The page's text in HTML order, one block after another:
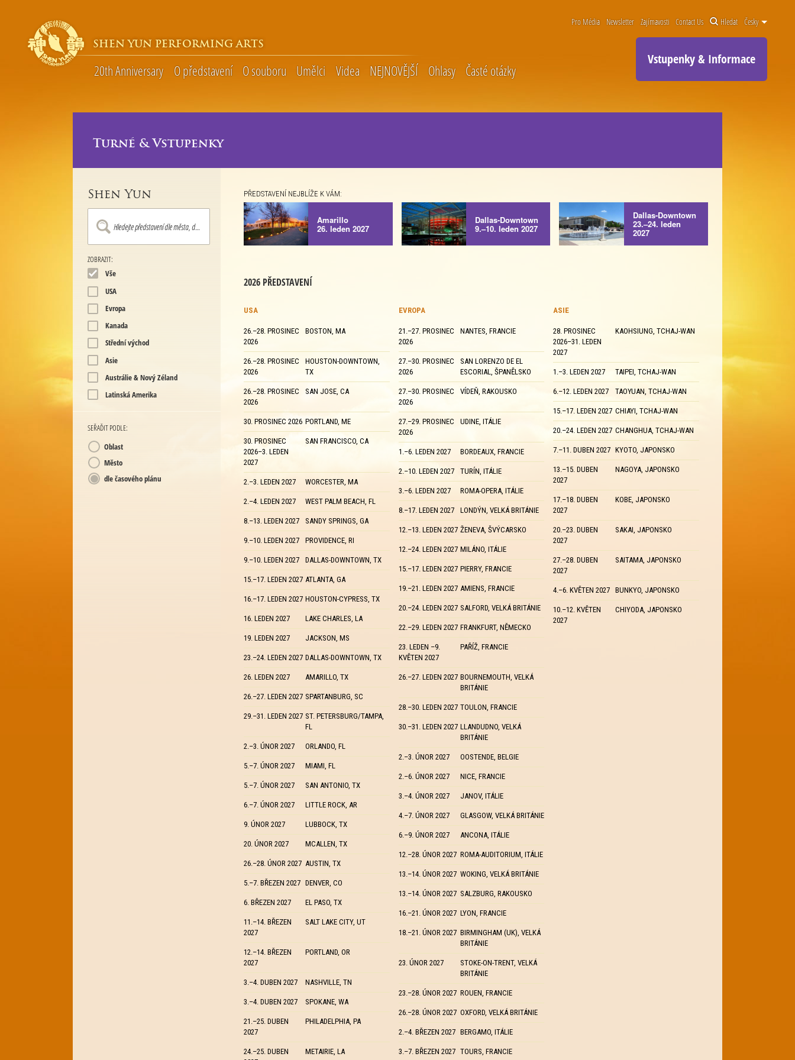
SHEN YUN PERFORMING ARTS
20th Anniversary O představení O souboru Umělci Videa NEJNOVĚJŠÍ Ohlasy Časté otázky
Pro Média Newsletter Zajímavosti Contact Us Hledat Česky
Vstupenky & Informace
Turné & Vstupenky
Shen Yun
ZOBRAZIT:
Vše
USA
Evropa
Kanada
Střední východ
Asie
Austrálie & Nový Zéland
Latinská Amerika
SEŘAĎIT PODLE:
Oblast
Město
dle časového plánu
PŘEDSTAVENÍ NEJBLÍŽE K VÁM:
Amarillo
26. leden 2027
Dallas-Downtown
9.–10. leden 2027
Dallas-Downtown
23.–24. leden
2027
2026 PŘEDSTAVENÍ
USA
26.–28. PROSINEC
2026
BOSTON, MA
26.–28. PROSINEC
2026
HOUSTON-DOWNTOWN,
TX
26.–28. PROSINEC
2026
SAN JOSE, CA
30. PROSINEC 2026 PORTLAND, ME
30. PROSINEC
2026–3. LEDEN
2027
SAN FRANCISCO, CA
2.–3. LEDEN 2027 WORCESTER, MA
2.–4. LEDEN 2027 WEST PALM BEACH, FL
8.–13. LEDEN 2027 SANDY SPRINGS, GA
9.–10. LEDEN 2027 PROVIDENCE, RI
9.–10. LEDEN 2027 DALLAS-DOWNTOWN, TX
15.–17. LEDEN 2027 ATLANTA, GA
16.–17. LEDEN 2027 HOUSTON-CYPRESS, TX
16. LEDEN 2027 LAKE CHARLES, LA
19. LEDEN 2027 JACKSON, MS
23.–24. LEDEN 2027 DALLAS-DOWNTOWN, TX
26. LEDEN 2027 AMARILLO, TX
26.–27. LEDEN 2027 SPARTANBURG, SC
29.–31. LEDEN 2027 ST. PETERSBURG/TAMPA,
FL
2.–3. ÚNOR 2027 ORLANDO, FL
5.–7. ÚNOR 2027 MIAMI, FL
5.–7. ÚNOR 2027 SAN ANTONIO, TX
6.–7. ÚNOR 2027 LITTLE ROCK, AR
9. ÚNOR 2027 LUBBOCK, TX
20. ÚNOR 2027 MCALLEN, TX
26.–28. ÚNOR 2027 AUSTIN, TX
5.–7. BŘEZEN 2027 DENVER, CO
6. BŘEZEN 2027 EL PASO, TX
11.–14. BŘEZEN
2027
SALT LAKE CITY, UT
12.–14. BŘEZEN
2027
PORTLAND, OR
3.–4. DUBEN 2027 NASHVILLE, TN
3.–4. DUBEN 2027 SPOKANE, WA
21.–25. DUBEN
2027
PHILADELPHIA, PA
24.–25. DUBEN
METAIRIE, LA
EVROPA
21.–27. PROSINEC
2026
NANTES, FRANCIE
27.–30. PROSINEC
2026
SAN LORENZO DE EL
ESCORIAL, ŠPANĚLSKO
27.–30. PROSINEC
2026
VÍDEŇ, RAKOUSKO
27.–29. PROSINEC
2026
UDINE, ITÁLIE
1.–6. LEDEN 2027 BORDEAUX, FRANCIE
2.–10. LEDEN 2027 TURÍN, ITÁLIE
3.–6. LEDEN 2027 ROMA-OPERA, ITÁLIE
8.–17. LEDEN 2027 LONDÝN, VELKÁ BRITÁNIE
12.–13. LEDEN 2027 ŽENEVA, ŠVÝCARSKO
12.–24. LEDEN 2027 MILÁNO, ITÁLIE
15.–17. LEDEN 2027 PIERRY, FRANCIE
19.–21. LEDEN 2027 AMIENS, FRANCIE
20.–24. LEDEN 2027 SALFORD, VELKÁ BRITÁNIE
22.–29. LEDEN 2027 FRANKFURT, NĚMECKO
23. LEDEN –9.
KVĚTEN 2027
PAŘÍŽ, FRANCIE
26.–27. LEDEN 2027 BOURNEMOUTH, VELKÁ
BRITÁNIE
28.–30. LEDEN 2027 TOULON, FRANCIE
30.–31. LEDEN 2027 LLANDUDNO, VELKÁ
BRITÁNIE
2.–3. ÚNOR 2027 OOSTENDE, BELGIE
2.–6. ÚNOR 2027 NICE, FRANCIE
3.–4. ÚNOR 2027 JANOV, ITÁLIE
4.–7. ÚNOR 2027 GLASGOW, VELKÁ BRITÁNIE
6.–9. ÚNOR 2027 ANCONA, ITÁLIE
12.–28. ÚNOR 2027 ROMA-AUDITORIUM, ITÁLIE
13.–14. ÚNOR 2027 WOKING, VELKÁ BRITÁNIE
13.–14. ÚNOR 2027 SALZBURG, RAKOUSKO
16.–21. ÚNOR 2027 LYON, FRANCIE
18.–21. ÚNOR 2027 BIRMINGHAM (UK), VELKÁ
BRITÁNIE
23. ÚNOR 2027
STOKE-ON-TRENT, VELKÁ
BRITÁNIE
23.–28. ÚNOR 2027 ROUEN, FRANCIE
26.–28. ÚNOR 2027 OXFORD, VELKÁ BRITÁNIE
2.–4. BŘEZEN 2027 BERGAMO, ITÁLIE
3.–7. BŘEZEN 2027 TOURS, FRANCIE
ASIE
28. PROSINEC
2026–31. LEDEN
2027
KAOHSIUNG, TCHAJ-WAN
1.–3. LEDEN 2027 TAIPEI, TCHAJ-WAN
6.–12. LEDEN 2027 TAOYUAN, TCHAJ-WAN
15.–17. LEDEN 2027 CHIAYI, TCHAJ-WAN
20.–24. LEDEN 2027 CHANGHUA, TCHAJ-WAN
7.–11. DUBEN 2027 KYOTO, JAPONSKO
13.–15. DUBEN
2027
NAGOYA, JAPONSKO
17.–18. DUBEN
2027
KOBE, JAPONSKO
20.–23. DUBEN
2027
SAKAI, JAPONSKO
27.–28. DUBEN
2027
SAITAMA, JAPONSKO
4.–6. KVĚTEN 2027 BUNKYO, JAPONSKO
10.–12. KVĚTEN
2027
CHIYODA, JAPONSKO